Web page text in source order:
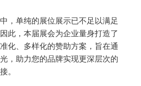
，单纯的展位展示已不足以满足
此，本届展会为企业量身打造了
化、多样化的赞助方案，旨在通
，助力您的品牌实现更深层次的
。